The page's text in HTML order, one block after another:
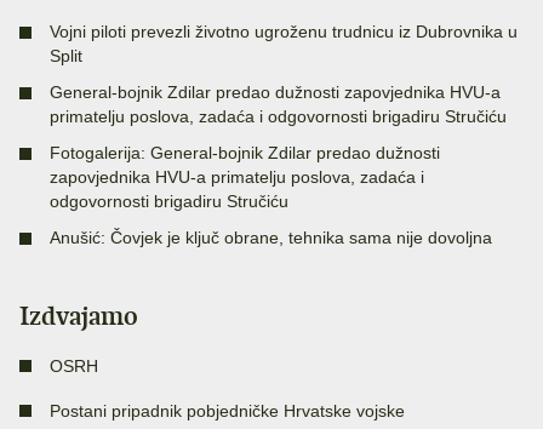
Vojni piloti prevezli životno ugroženu trudnicu iz Dubrovnika u
Split
General-bojnik Zdilar predao dužnosti zapovjednika HVU-a
primatelju poslova, zadaća i odgovornosti brigadiru Stručiću
Fotogalerija: General-bojnik Zdilar predao dužnosti
zapovjednika HVU-a primatelju poslova, zadaća i
odgovornosti brigadiru Stručiću
Anušić: Čovjek je ključ obrane, tehnika sama nije dovoljna
Izdvajamo
OSRH
Postani pripadnik pobjedničke Hrvatske vojske